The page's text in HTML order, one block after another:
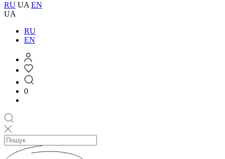
RU UA EN
UA
RU
EN
0